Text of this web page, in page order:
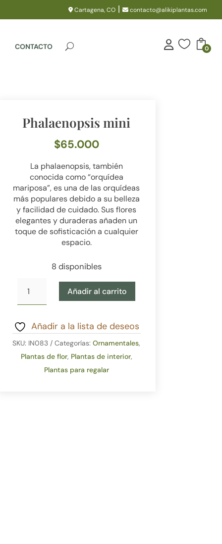
Cartagena, CO | contacto@alikiplantas.com
CONTACTO 0

Phalaenopsis mini
$65.000
La phalaenopsis, también
conocida como “orquídea
mariposa”, es una de las orquídeas
más populares debido a su belleza
y facilidad de cuidado. Sus flores
elegantes y duraderas añaden un
toque de sofisticación a cualquier
espacio.
8 disponibles
Phalaenopsis
mini
Añadir al carrito
Añadir a la lista de deseos
SKU: IN083 Categorías:Ornamentales,
Plantas de flor, Plantas de interior,
Plantas para regalar